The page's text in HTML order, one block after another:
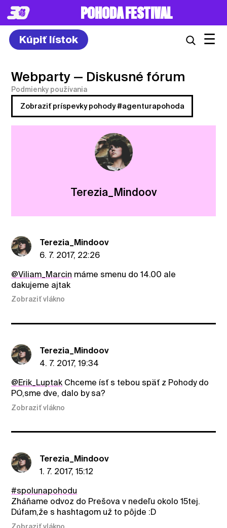
POHODA FESTIVAL
Kúpiť lístok ☰
Webparty — Diskusné fórum
Podmienky používania
Zobraziť príspevky pohody #agenturapohoda
Terezia_Mindoov
Terezia_Mindoov
6. 7. 2017, 22:26
@Viliam_Marcin máme smenu do 14.00 ale
dakujeme ajtak
Zobraziť vlákno
Terezia_Mindoov
4. 7. 2017, 19:34
@Erik_Luptak Chceme ísť s tebou späť z Pohody do
PO,sme dve, dalo by sa?
Zobraziť vlákno
Terezia_Mindoov
1. 7. 2017, 15:12
#spolunapohodu
Zháňame odvoz do Prešova v nedeľu okolo 15tej.
Dúfam,že s hashtagom už to pôjde :D